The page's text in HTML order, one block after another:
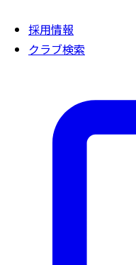
採用情報
クラブ検索